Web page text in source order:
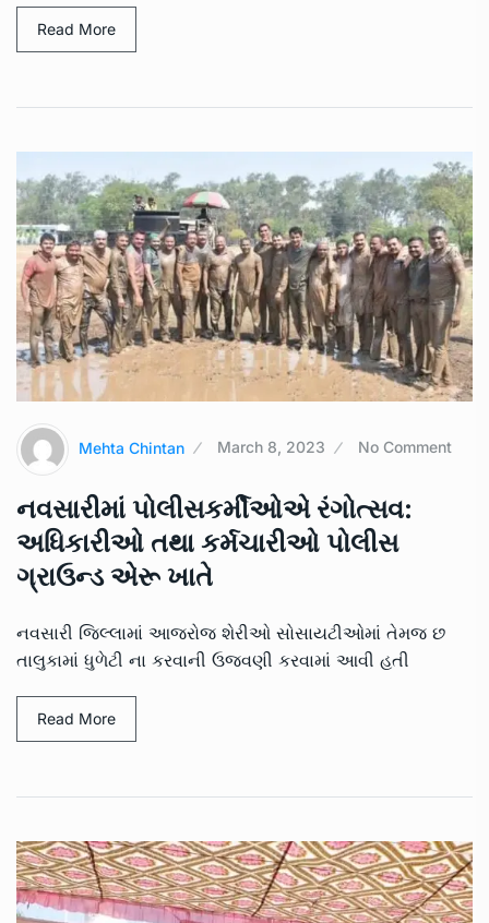
Read More
Mehta Chintan March 8, 2023 No Comment
નવસારીમાં પોલીસકર્મીઓએ રંગોત્સવ:
અધિકારીઓ તથા કર્મચારીઓ પોલીસ
ગ્રાઉન્ડ એરૂ ખાતે
નવસારી જિલ્લામાં આજરોજ શેરીઓ સોસાયટીઓમાં તેમજ છ
તાલુકામાં ધુળેટી ના કરવાની ઉજવણી કરવામાં આવી હતી
Read More